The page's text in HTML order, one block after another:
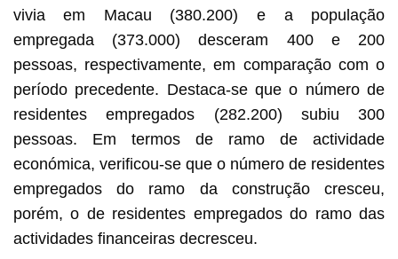
vivia em Macau (380.200) e a população
empregada (373.000) desceram 400 e 200
pessoas, respectivamente, em comparação com o
período precedente. Destaca-se que o número de
residentes empregados (282.200) subiu 300
pessoas. Em termos de ramo de actividade
económica, verificou-se que o número de residentes
empregados do ramo da construção cresceu,
porém, o de residentes empregados do ramo das
actividades financeiras decresceu.